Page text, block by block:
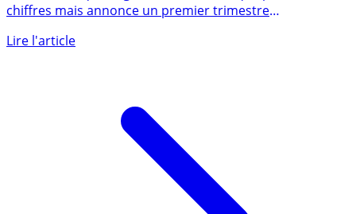
chiffres mais annonce un premier trimestre